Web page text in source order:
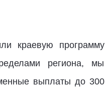
краевую программу
региона, мы
выплаты до 300